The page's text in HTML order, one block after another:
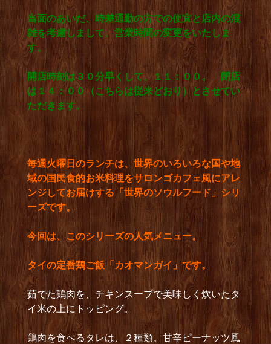
当面のあいだ、時差通勤の方での便宜と店内の混
雑を考慮しまして、営業時間の変更をいたしま
す。
開店時刻は３０分早くして、１１：００。 閉店
は１４：００（こちらは従来どおり）とさせてい
ただきます。
毎週火曜日のランチは、世界のいろいろな国や地
域の国民食的お米料理をサロンゴカフェ風にアレ
ンジしてお届けする「世界のソウルフード」シリ
ーズです。
今回は、このシリーズの人気メニュー。
タイの定番鶏ご飯「カオマンガイ」です。
茹でた鶏肉を、チキンスープで美味しく炊いたタ
イ米の上にトッピング。
鶏肉を食べるタレは、２種類。甘辛ピーナッツ風